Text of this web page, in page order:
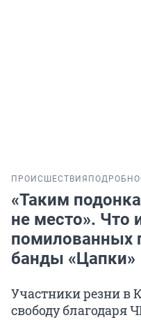
ПРОИСШЕСТВИЯ
«Таким
не место». Что
помилованных
банды «Цапки»
Участники резни в
свободу благодаря